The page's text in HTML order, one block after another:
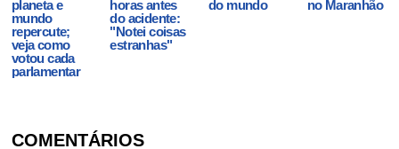
planeta e
mundo
repercute;
veja como
votou cada
parlamentar
horas antes
do acidente:
"Notei coisas
estranhas"
do mundo
no Maranhão
COMENTÁRIOS